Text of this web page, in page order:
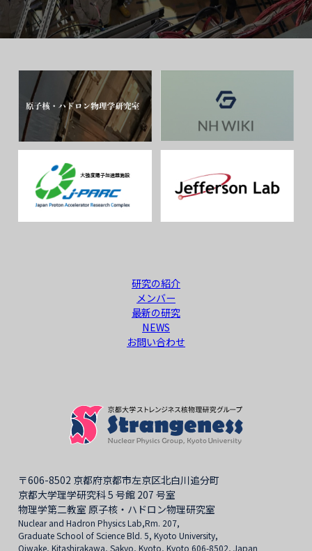
研究の紹介
メンバー
最新の研究
NEWS
お問い合わせ
〒606-8502 京都府京都市左京区北白川追分町
京都大学理学研究科 5 号館 207 号室
物理学第二教室 原子核・ハドロン物理研究室
Nuclear and Hadron Physics Lab,Rm. 207,
Graduate School of Science Bld. 5, Kyoto University,
Oiwake, Kitashirakawa, Sakyo, Kyoto, Kyoto 606-8502, Japan